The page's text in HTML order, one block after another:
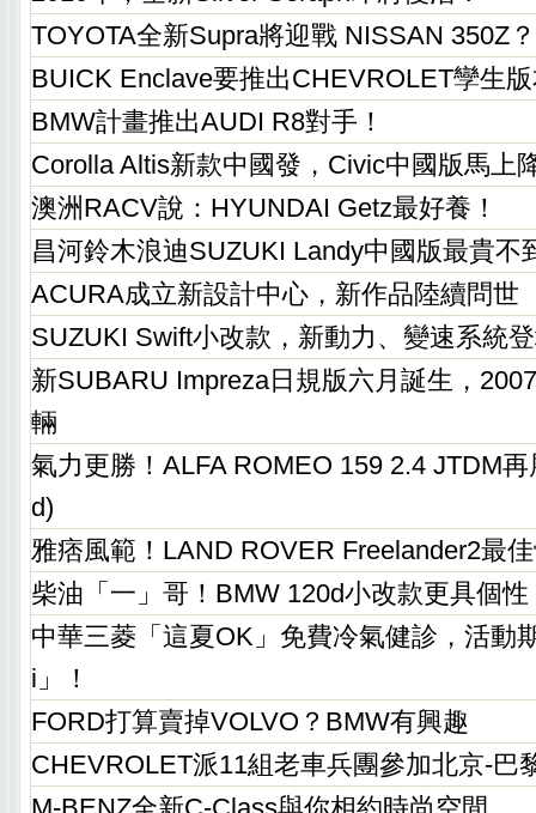
TOYOTA全新Supra將迎戰 NISSAN 350Z？
BUICK Enclave要推出CHEVROLET孿生
BMW計畫推出AUDI R8對手！
Corolla Altis新款中國發，Civic中國版馬上
澳洲RACV說：HYUNDAI Getz最好養！
昌河鈴木浪迪SUZUKI Landy中國版最貴不
ACURA成立新設計中心，新作品陸續問世
SUZUKI Swift小改款，新動力、變速系統
新SUBARU Impreza日規版六月誕生，
輛
氣力更勝！ALFA ROMEO 159 2.4 JTDM
d)
雅痞風範！LAND ROVER Freelander2最
柴油「一」哥！BMW 120d小改款更具個性
中華三菱「這夏OK」免費冷氣健診，活動
i」！
FORD打算賣掉VOLVO？BMW有興趣
CHEVROLET派11組老車兵團參加北京-巴